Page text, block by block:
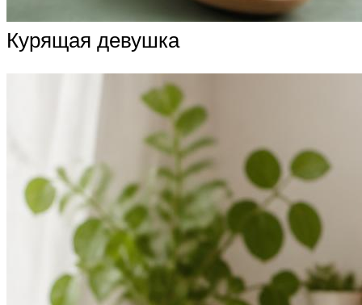
Курящая девушка